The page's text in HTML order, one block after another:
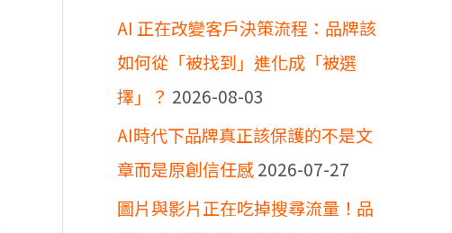
AI 正在改變客戶決策流程：品牌該
如何從「被找到」進化成「被選
擇」？ 2026-08-03
AI時代下品牌真正該保護的不是文
章而是原創信任感2026-07-27
圖片與影片正在吃掉搜尋流量！品